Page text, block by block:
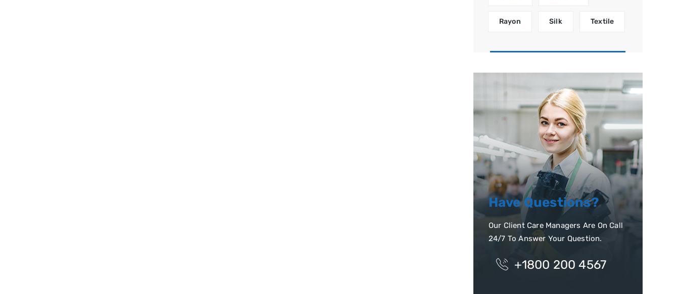
Rayon Silk Textile
Have Questions?
Our Client Care Managers Are On Call
24/7 To Answer Your Question.
+1800 200 4567